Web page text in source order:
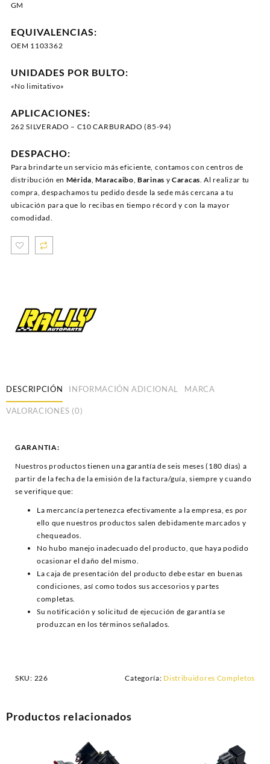
GM
EQUIVALENCIAS:
OEM 1103362
UNIDADES POR BULTO:
«No limitativo»
APLICACIONES:
262 SILVERADO – C10 CARBURADO (85-94)
DESPACHO:
Para brindarte un servicio más eficiente, contamos con centros de
distribución en Mérida,Maracaibo,Barinas yCaracas. Al realizar tu
compra, despachamos tu pedido desde la sede más cercana a tu
ubicación para que lo recibas en tiempo récord y con la mayor
comodidad.
DESCRIPCIÓN INFORMACIÓN ADICIONAL MARCA
VALORACIONES (0)
GARANTIA:
Nuestros productos tienen una garantía de seis meses (180 días) a
partir de la fecha de la emisión de la factura/guía, siempre y cuando
se verifique que:
La mercancía pertenezca efectivamente a la empresa, es por
ello que nuestros productos salen debidamente marcados y
chequeados.
No hubo manejo inadecuado del producto, que haya podido
ocasionar el daño del mismo.
La caja de presentación del producto debe estar en buenas
condiciones, así como todos sus accesorios y partes
completas.
Su notificación y solicitud de ejecución de garantía se
produzcan en los términos señalados.
SKU: 226 Categoría: Distribuidores Completos
Productos relacionados